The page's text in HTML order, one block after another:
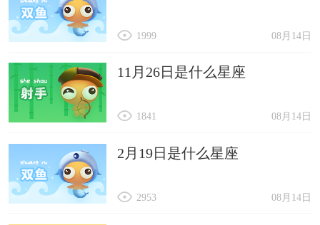
08月14日
1999
11月26日是什么星座
08月14日
1841
2月19日是什么星座
08月14日
2953